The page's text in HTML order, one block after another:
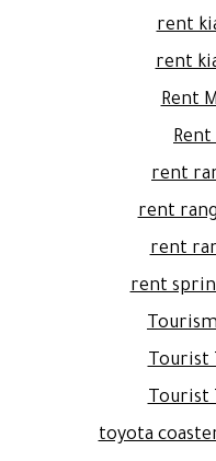
rent
rent
Rent
Rent
rent
rent
rent
rent
Tourist
Tourist
toyota